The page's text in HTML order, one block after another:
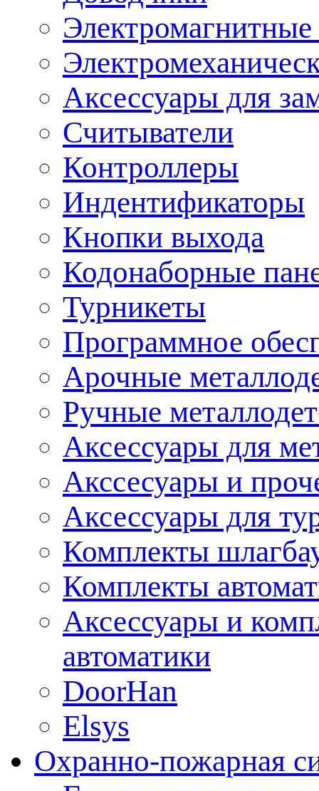
Аксессуары для
Считыватели
Контроллеры
Индентификаторы
Кнопки выхода
Кодонаборные
Турникеты
Программное
Арочные
Ручные
Аксессуары для
Акссесуары и
Аксессуары для
Комплекты
Комплекты
Аксессуары и
автоматики
DoorHan
Elsys
Охранно-пожарная